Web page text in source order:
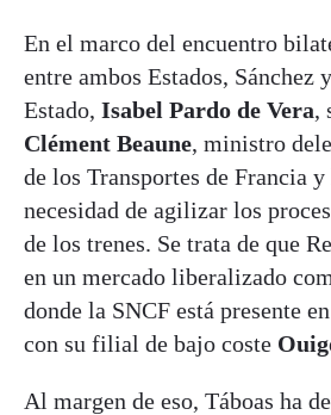
En el marco del encuentro
entre ambos Estados, Sánchez
Estado, Isabel Pardo de Vera,
Clément Beaune, ministro
de los Transportes de Francia
necesidad de agilizar los
de los trenes. Se trata de que
en un mercado liberalizado
donde la SNCF está presente
con su filial de bajo coste
Al margen de eso, Táboas ha